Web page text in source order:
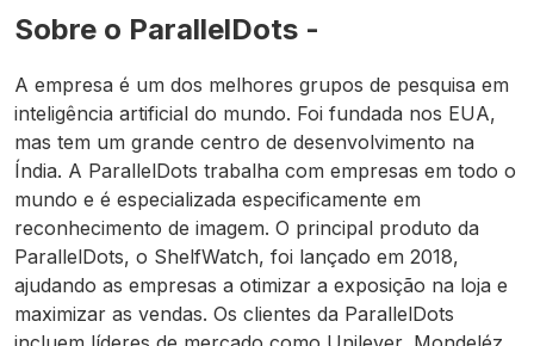
Sobre o ParallelDots -
A empresa é um dos melhores grupos de pesquisa em
inteligência artificial do mundo. Foi fundada nos EUA,
mas tem um grande centro de desenvolvimento na
Índia. A ParallelDots trabalha com empresas em todo o
mundo e é especializada especificamente em
reconhecimento de imagem. O principal produto da
ParallelDots, o ShelfWatch, foi lançado em 2018,
ajudando as empresas a otimizar a exposição na loja e
maximizar as vendas. Os clientes da ParallelDots